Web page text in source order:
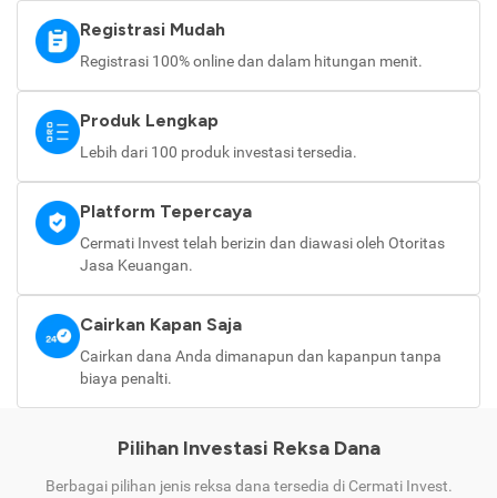
Registrasi Mudah
Registrasi 100% online dan dalam hitungan menit.
Produk Lengkap
Lebih dari 100 produk investasi tersedia.
Platform Tepercaya
Cermati Invest telah berizin dan diawasi oleh Otoritas
Jasa Keuangan.
Cairkan Kapan Saja
Cairkan dana Anda dimanapun dan kapanpun tanpa
biaya penalti.
Pilihan Investasi Reksa Dana
Berbagai pilihan jenis reksa dana tersedia di Cermati Invest.